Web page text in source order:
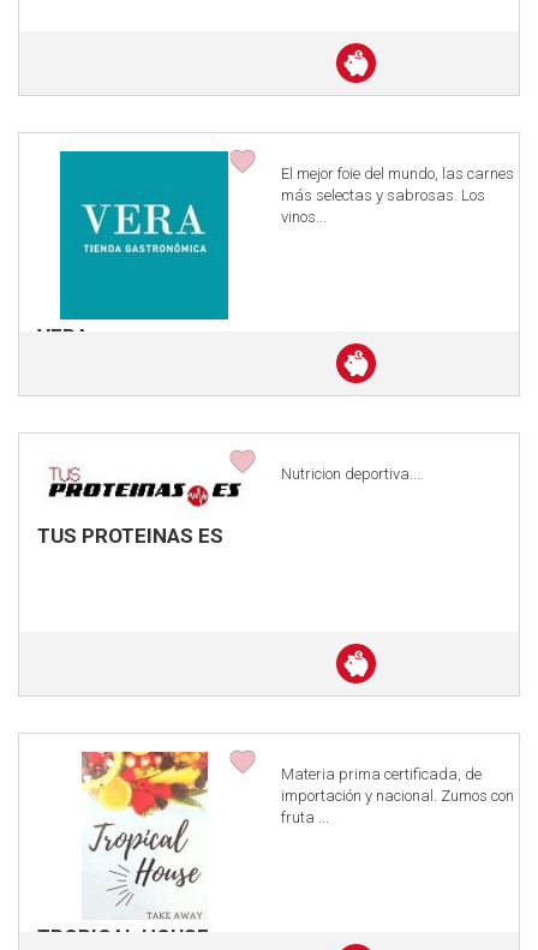
VERA
El mejor foie del mundo, las carnes
más selectas y sabrosas. Los
vinos...
TUS PROTEINAS ES
Nutricion deportiva....
TROPICAL HOUSE
Materia prima certificada, de
importación y nacional. Zumos con
fruta ...